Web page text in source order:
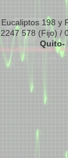
Eucaliptos 198 y
578 (Fijo) /
Quito-